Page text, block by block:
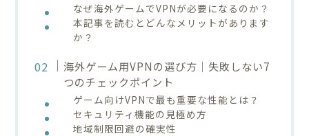
なぜ海外ゲームでVPNが必要になるのか？
本記事を読むとどんなメリットがあります
か？
海外ゲーム用VPNの選び方｜失敗しない7
つのチェックポイント
ゲーム向けVPNで最も重要な性能とは？
セキュリティ機能の見極め方
地域制限回避の確実性